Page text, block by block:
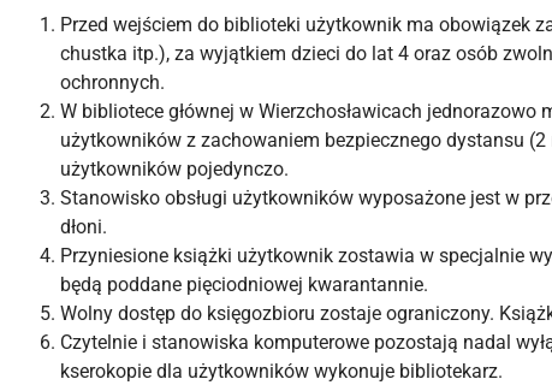
Przed wejściem do biblioteki użytkownik ma obowiązek
chustka itp.), za wyjątkiem dzieci do lat 4 oraz osób
ochronnych.
W bibliotece głównej w Wierzchosławicach jednorazowo
użytkowników z zachowaniem bezpiecznego dystansu
użytkowników pojedynczo.
Stanowisko obsługi użytkowników wyposażone jest w
dłoni.
Przyniesione książki użytkownik zostawia w specjalnie
będą poddane pięciodniowej kwarantannie.
Wolny dostęp do księgozbioru zostaje ograniczony.
Czytelnie i stanowiska komputerowe pozostają nadal
kserokopie dla użytkowników wykonuje bibliotekarz.